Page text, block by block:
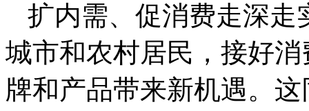
扩内需、促消费走深走
城市和农村居民，接好
牌和产品带来新机遇。